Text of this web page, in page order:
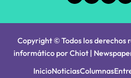
Copyright © Todos los derechos
informático por Chiot |
InicioNoticiasColumnas